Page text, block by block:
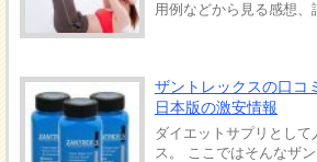
用例などから見る感想
ザントレックスの口コ
日本版の激安情報
ダイエットサプリとし
ス。 ここではそんなザ